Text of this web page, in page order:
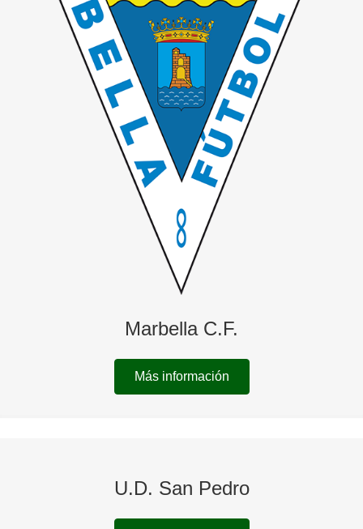
Marbella C.F.
Más información
U.D. San Pedro